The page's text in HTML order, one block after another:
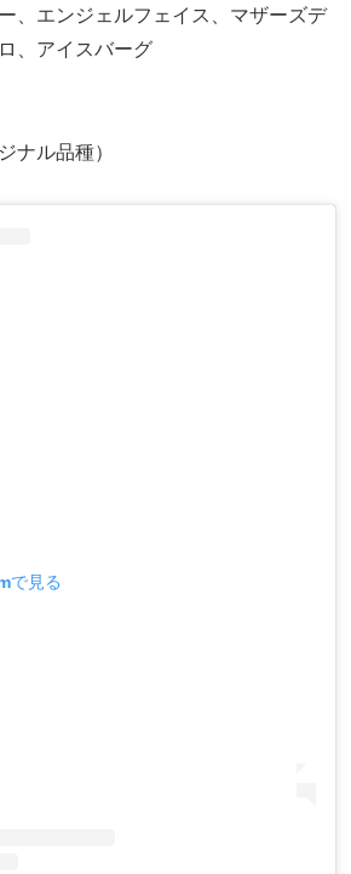
、エンジェルフェイス、マザーズデ
、アイスバーグ
ナル品種）
で見る